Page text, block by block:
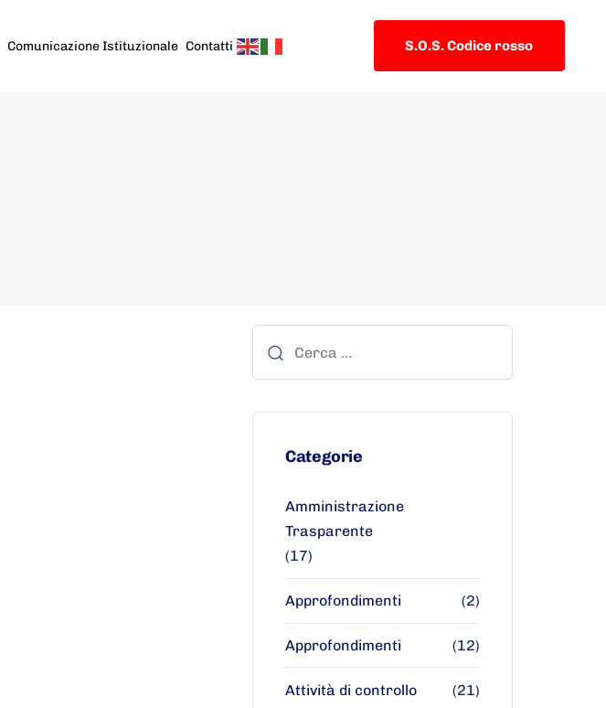
Comunicazione Istituzionale Contatti S.O.S. Codice rosso
Categorie
Amministrazione
Trasparente
(17)
Approfondimenti (2)
Approfondimenti (12)
Attività di controllo (21)